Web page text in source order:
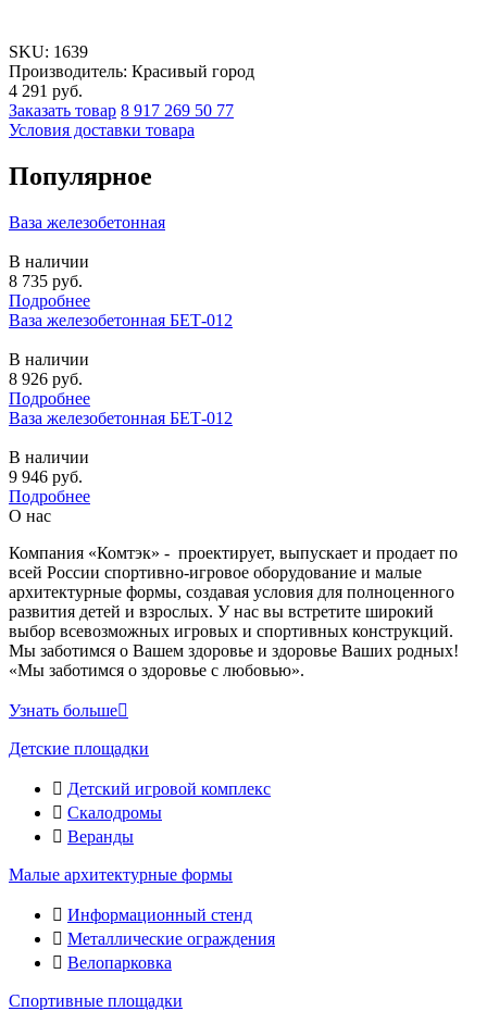
SKU: 1639
Производитель: Красивый город
4 291 руб.
Заказать товар 8 917 269 50 77
Условия доставки товара
Популярное
Ваза железобетонная
В наличии
8 735 руб.
Подробнее
Ваза железобетонная БЕТ-012
В наличии
8 926 руб.
Подробнее
Ваза железобетонная БЕТ-012
В наличии
9 946 руб.
Подробнее
О нас
Компания «Комтэк» - проектирует, выпускает и продает по
всей России спортивно-игровое оборудование и малые
архитектурные формы, создавая условия для полноценного
развития детей и взрослых. У нас вы встретите широкий
выбор всевозможных игровых и спортивных конструкций.
Мы заботимся о Вашем здоровье и здоровье Ваших родных!
«Мы заботимся о здоровье с любовью».
Узнать больше
Детские площадки
Детский игровой комплекс
Скалодромы
Веранды
Малые архитектурные формы
Информационный стенд
Металлические ограждения
Велопарковка
Спортивные площадки